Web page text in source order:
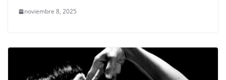
noviembre 8, 2025